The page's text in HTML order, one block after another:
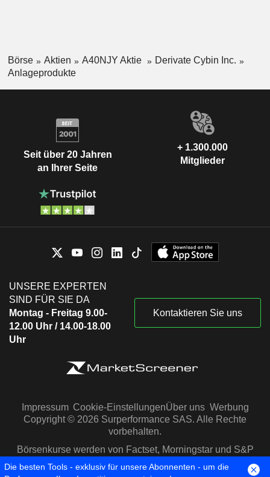
Börse Aktien A40NJY Aktie
Derivate Cybin Inc.
Anlageprodukte
Seit über 20 Jahren
an Ihrer Seite
+ 1.300.000
Mitglieder
UNSERE EXPERTEN
SIND FÜR SIE DA
Montag - Freitag 9.00-
12.00 Uhr / 14.00-18.00
Uhr
Kontaktieren Sie uns
Impressum Cookie-EinstellungenÜber uns Werbung
Copyright © 2026 Surperformance SAS. Alle Rechte
vorbehalten.
Börsenkurse werden von Factset, Morningstar und S&P
Capital IQ zur Verfügung gestellt
Die besten Tools - exklusiv für unsere Abonnenten - um die